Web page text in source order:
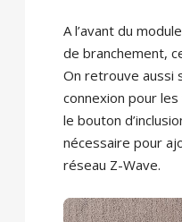
A l’avant du
de branchement,
On retrouve aussi
connexion pour
le bouton
nécessaire pour
réseau Z-Wave.